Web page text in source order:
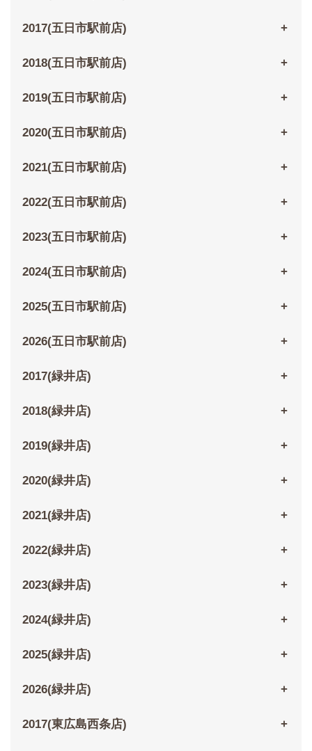
2017(五日市駅前店)
2018(五日市駅前店)
2019(五日市駅前店)
2020(五日市駅前店)
2021(五日市駅前店)
2022(五日市駅前店)
2023(五日市駅前店)
2024(五日市駅前店)
2025(五日市駅前店)
2026(五日市駅前店)
2017(緑井店)
2018(緑井店)
2019(緑井店)
2020(緑井店)
2021(緑井店)
2022(緑井店)
2023(緑井店)
2024(緑井店)
2025(緑井店)
2026(緑井店)
2017(東広島西条店)